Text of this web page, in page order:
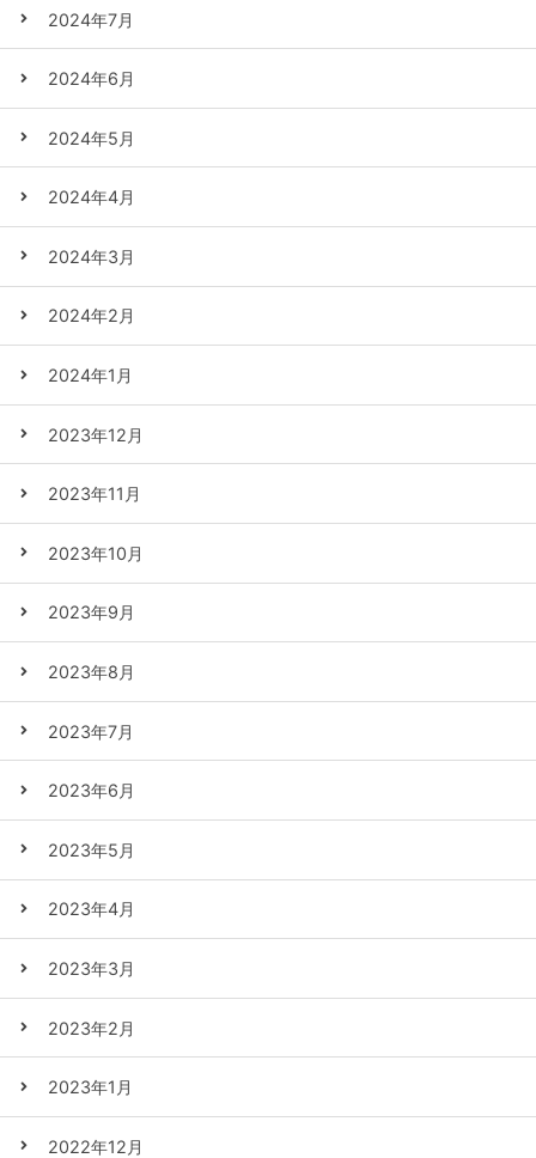
2024年7月
2024年6月
2024年5月
2024年4月
2024年3月
2024年2月
2024年1月
2023年12月
2023年11月
2023年10月
2023年9月
2023年8月
2023年7月
2023年6月
2023年5月
2023年4月
2023年3月
2023年2月
2023年1月
2022年12月